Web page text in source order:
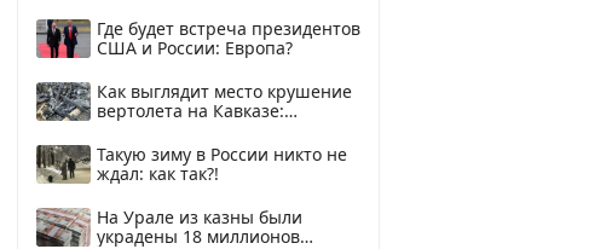
Где будет встреча президентов
США и России: Европа?
Как выглядит место крушение
вертолета на Кавказе:
Такую зиму в России никто не
ждал: как так?!
На Урале из казны были
украдены 18 миллионов